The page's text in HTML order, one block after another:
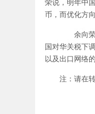
币，而优化方
余向荣
国对华关税下
以及出口网络
注：请在